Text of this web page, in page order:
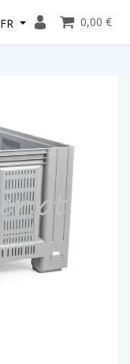
FR 0,00 €